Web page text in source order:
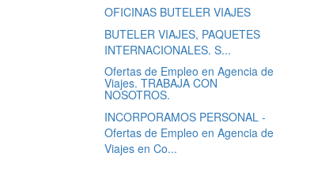
OFICINAS BUTELER VIAJES
BUTELER VIAJES, PAQUETES
INTERNACIONALES. S...
Ofertas de Empleo en Agencia de
Viajes. TRABAJA CON
NOSOTROS.
INCORPORAMOS PERSONAL -
Ofertas de Empleo en Agencia de
Viajes en Co...